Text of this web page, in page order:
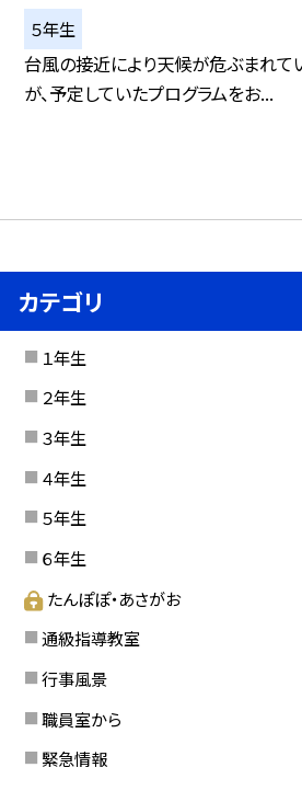
５年生
台風の接近により天候が危ぶまれて
が、予定していたプログラムをお...
カテゴリ
１年生
２年生
３年生
４年生
５年生
６年生
たんぽぽ・あさがお
通級指導教室
行事風景
職員室から
緊急情報